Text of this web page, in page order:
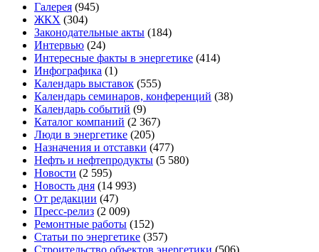
Галерея (945)
ЖКХ (304)
Законодательные акты (184)
Интервью (24)
Интересные факты в энергетике (414)
Инфографика (1)
Календарь выставок (555)
Календарь семинаров, конференций (38)
Календарь событий (9)
Каталог компаний (2 367)
Люди в энергетике (205)
Назначения и отставки (477)
Нефть и нефтепродукты (5 580)
Новости (2 595)
Новость дня (14 993)
От редакции (47)
Пресс-релиз (2 009)
Ремонтные работы (152)
Статьи по энергетике (357)
Строительство объектов энергетики (506)